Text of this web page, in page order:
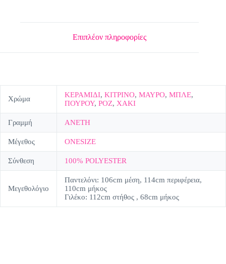
Επιπλέον πληροφορίες
Χρώμα ΚΕΡΑΜΙΔΙ, ΚΙΤΡΙΝΟ, ΜΑΥΡΟ, ΜΠΛΕ,
ΠΟΥΡΟΥ, ΡΟΖ, ΧΑΚΙ
Γραμμή ΑΝΕΤΗ
Μέγεθος ONESIZE
Σύνθεση 100% POLYESTER
Μεγεθολόγιο
Παντελόνι: 106cm μέση, 114cm περιφέρεια,
110cm μήκος
Γιλέκο: 112cm στήθος , 68cm μήκος